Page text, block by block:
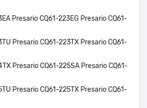
Presario CQ61-223EG Presario CQ61-
Presario CQ61-223TX Presario CQ61-
Presario CQ61-225SA Presario CQ61-
Presario CQ61-225TX Presario CQ61-